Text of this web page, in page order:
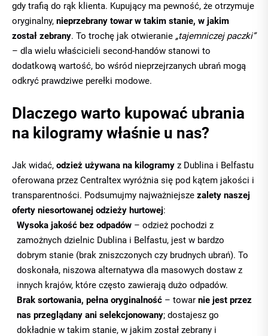
gdy trafią do rąk klienta. Kupujący ma pewność, że otrzymuje
oryginalny, nieprzebrany towar w takim stanie, w jakim
został zebrany. To trochę jak otwieranie „tajemniczej paczki”
– dla wielu właścicieli second-handów stanowi to
dodatkową wartość, bo wśród nieprzejrzanych ubrań mogą
odkryć prawdziwe perełki modowe.
Dlaczego warto kupować ubrania
na kilogramy właśnie u nas?
Jak widać, odzież używana na kilogramy z Dublina i Belfastu
oferowana przez Centraltex wyróżnia się pod kątem jakości i
transparentności. Podsumujmy najważniejsze zalety naszej
oferty niesortowanej odzieży hurtowej:
Wysoka jakość bez odpadów – odzież pochodzi z
zamożnych dzielnic Dublina i Belfastu, jest w bardzo
dobrym stanie (brak zniszczonych czy brudnych ubrań). To
doskonała, niszowa alternatywa dla masowych dostaw z
innych krajów, które często zawierają dużo odpadów.
Brak sortowania, pełna oryginalność – towarnie jest przez
nas przeglądany ani selekcjonowany; dostajesz go
dokładnie w takim stanie, w jakim został zebrany i